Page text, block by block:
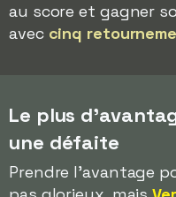
au score et gagner
avec cinq
Le plus
une défaite
Prendre l'avantage